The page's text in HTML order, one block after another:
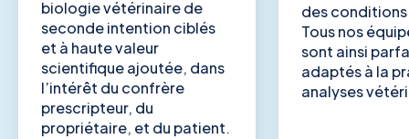
biologie vétérinaire de
seconde intention ciblés
et à haute valeur
scientifique ajoutée, dans
l’intérêt du confrère
prescripteur, du
propriétaire, et du patient.
des
Tous nos
sont ainsi
adaptés à la
analyses